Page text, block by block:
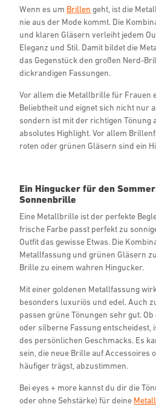
Wenn es um Brillen geht, ist die
nie aus der Mode kommt. Die
und klaren Gläsern verleiht jedem
Eleganz und Stil. Damit bildet die
das Gegenstück den großen Nerd-
dickrandigen Fassungen.
Vor allem die Metallbrille für Frauen
Beliebtheit und eignet sich nicht nur
sondern ist mit der richtigen Tönung
absolutes Highlight. Vor allem
roten oder grünen Gläsern sind ein
Ein Hingucker für den
Sonnenbrille
Eine Metallbrille ist der perfekte
frische Farbe passt perfekt zu
Outfit das gewisse Etwas. Die
Metallfassung und grünen Gläsern
Brille zu einem wahren Hingucker.
Mit einer goldenen Metallfassung
besonders luxuriös und edel. Auch
passen grüne Tönungen sehr gut.
oder silberne Fassung entscheidest,
des persönlichen Geschmacks. Es
sein, die neue Brille auf Accessoires
häufiger trägst, abzustimmen.
Bei eyes + more kannst du dir die
oder ohne Sehstärke) für deine